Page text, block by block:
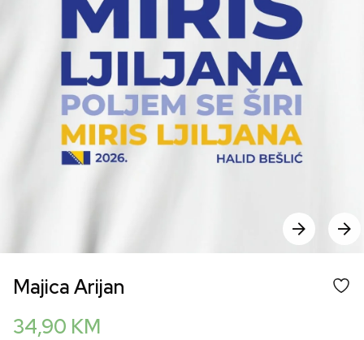
Majica Arijan
34,90 KM